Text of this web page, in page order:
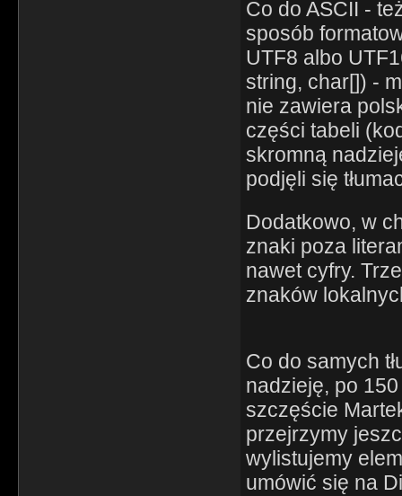
Co do ASCII -
sposób
UTF8 albo
string, char[]) -
nie zawiera
części tabeli
skromną
podjęli się
Dodatkowo, w
znaki poza
nawet cyfry.
znaków
Co do samych
nadzieję, po
szczęście
przejrzymy
wylistujemy
umówić się na